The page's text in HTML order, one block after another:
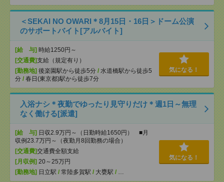
＜SEKAI NO OWARI＊8月15日・16日＞ドーム公演
のサポートバイト[アルバイト]
[給 与] 時給1250円～
[交通費]支給（規定有り）
[勤務地] 後楽園駅から徒歩5分 / 水道橋駅から徒歩5
分 / 春日(東京都)駅から徒歩7分
気になる！
入浴ナシ＊夜勤でゆったり見守りだけ＊週1日～無理
なく働ける[派遣]
[給 与] 日収2.9万円～（日勤時給1650円） ■月
収例23.7万円～（夜勤月8回勤務の場合）
[交通費]交通費全額支給
[月収例] 20～25万円
[勤務地] 日立駅 / 常陸多賀駅 / 大甕駅 / …
気になる！